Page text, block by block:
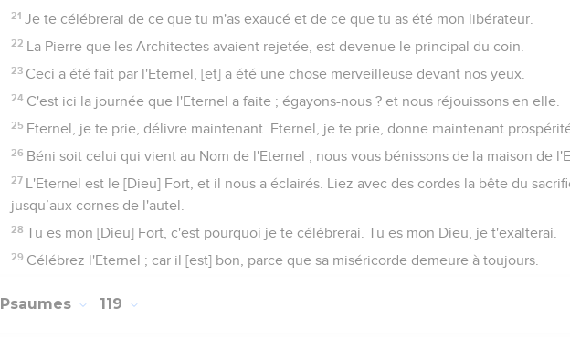
21 Je te célébrerai de ce que tu m'as exaucé et de ce que tu as été mon libérateur.
22 La Pierre que les Architectes avaient rejetée, est devenue le principal du coin.
23 Ceci a été fait par l'Eternel, [et] a été une chose merveilleuse devant nos yeux.
24 C'est ici la journée que l'Eternel a faite ; égayons-nous ? et nous réjouissons en elle.
25 Eternel, je te prie, délivre maintenant. Eternel, je te prie, donne maintenant
26 Béni soit celui qui vient au Nom de l'Eternel ; nous vous bénissons de la maison de
27 L'Eternel est le [Dieu] Fort, et il nous a éclairés. Liez avec des cordes la bête du
jusqu’aux cornes de l'autel.
28 Tu es mon [Dieu] Fort, c'est pourquoi je te célébrerai. Tu es mon Dieu, je t'exalterai.
29 Célébrez l'Eternel ; car il [est] bon, parce que sa miséricorde demeure à toujours.
Psaumes 119